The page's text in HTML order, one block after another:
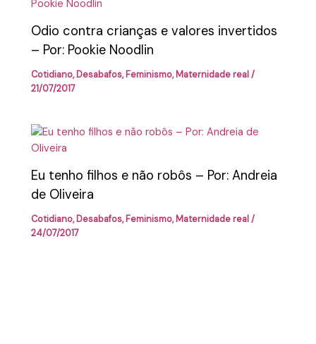
Odio contra crianças e valores invertidos
– Por: Pookie Noodlin
Cotidiano,Desabafos,Feminismo,Maternidade real/
21/07/2017
Eu tenho filhos e não robôs – Por: Andreia
de Oliveira
Cotidiano,Desabafos,Feminismo,Maternidade real/
24/07/2017